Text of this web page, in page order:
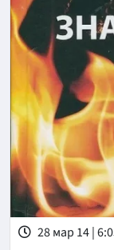
28 мар 14 |